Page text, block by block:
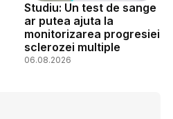
Studiu: Un test de sange
ar putea ajuta la
monitorizarea progresiei
sclerozei multiple
06.08.2026